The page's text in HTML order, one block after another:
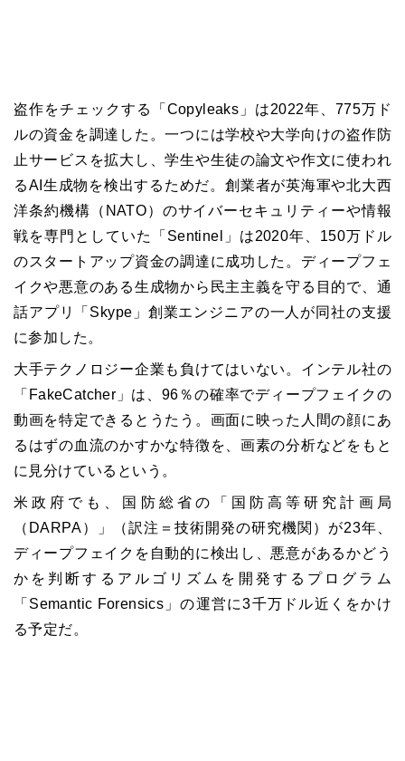
盗作をチェックする「Copyleaks」は2022年、775万ド
ルの資金を調達した。一つには学校や大学向けの盗作防
止サービスを拡大し、学生や生徒の論文や作文に使われ
るAI生成物を検出するためだ。創業者が英海軍や北大西
洋条約機構（NATO）のサイバーセキュリティーや情報
戦を専門としていた「Sentinel」は2020年、150万ドル
のスタートアップ資金の調達に成功した。ディープフェ
イクや悪意のある生成物から民主主義を守る目的で、通
話アプリ「Skype」創業エンジニアの一人が同社の支援
に参加した。
大手テクノロジー企業も負けてはいない。インテル社の
「FakeCatcher」は、96％の確率でディープフェイクの
動画を特定できるとうたう。画面に映った人間の顔にあ
るはずの血流のかすかな特徴を、画素の分析などをもと
に見分けているという。
米政府でも、国防総省の「国防高等研究計画局
（DARPA）」（訳注＝技術開発の研究機関）が23年、
ディープフェイクを自動的に検出し、悪意があるかどう
かを判断するアルゴリズムを開発するプログラム
「Semantic Forensics」の運営に3千万ドル近くをかけ
る予定だ。